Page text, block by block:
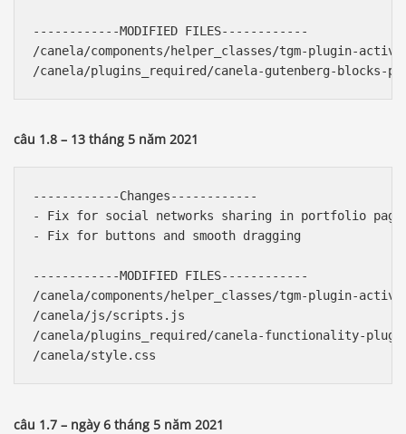
------------MODIFIED FILES------------
/canela/components/helper_classes/tgm-plugin-
câu 1.8 – 13 tháng 5 năm 2021
------------Changes------------
- Fix for social networks sharing in portfolio
- Fix for buttons and smooth dragging
------------MODIFIED FILES------------
/canela/components/helper_classes/tgm-plugin-
/canela/js/scripts.js
/canela/plugins_required/canela-functionality-
câu 1.7 – ngày 6 tháng 5 năm 2021